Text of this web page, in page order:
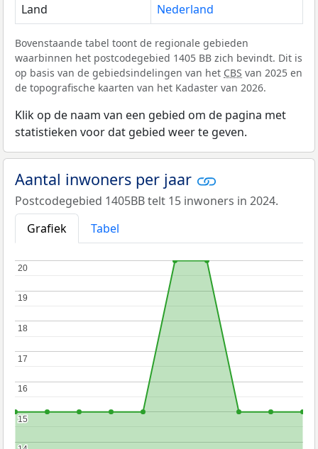
Land
Nederland
Bovenstaande tabel toont de regionale gebieden
waarbinnen het postcodegebied 1405 BB zich bevindt. Dit is
op basis van de gebiedsindelingen van het CBS van 2025 en
de topografische kaarten van het Kadaster van 2026.
Klik op de naam van een gebied om de pagina met
statistieken voor dat gebied weer te geven.
Aantal inwoners per jaar
Postcodegebied 1405BB telt 15 inwoners in 2024.
Grafiek
Tabel
15
15
16
16
17
17
18
18
19
19
20
20